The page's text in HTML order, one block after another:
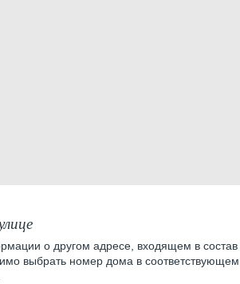
о другом адресе, входящем в состав
выбрать номер дома в соответствующем